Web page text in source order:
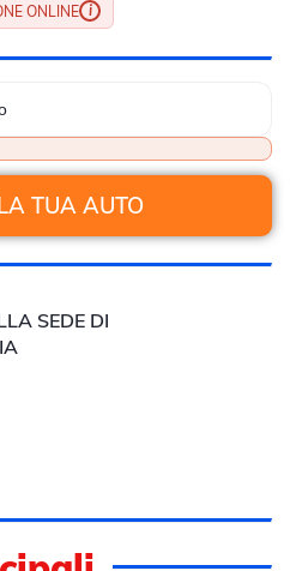
ONLINE i
TUA AUTO
SEDE DI